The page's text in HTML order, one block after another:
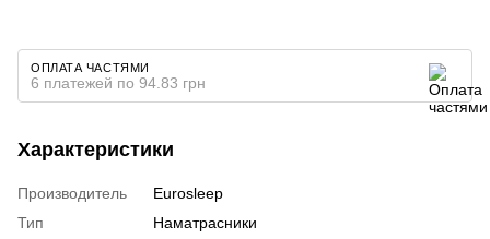
ОПЛАТА ЧАСТЯМИ
6 платежей по 94.83 грн
Характеристики
Производитель
Eurosleep
Тип
Наматрасники